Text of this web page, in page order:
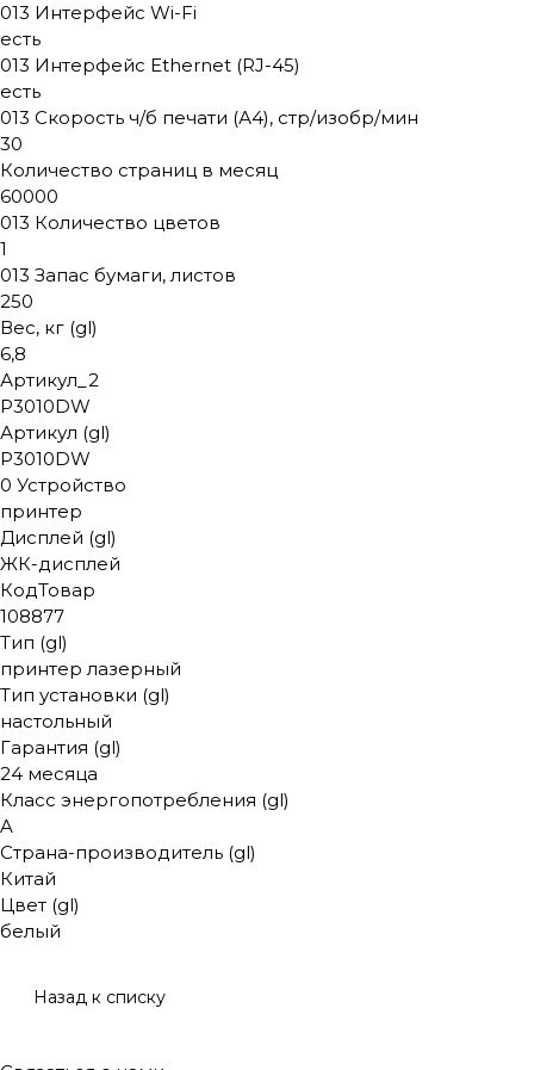
013 Интерфейс Wi-Fi
есть
013 Интерфейс Ethernet (RJ-45)
есть
013 Скорость ч/б печати (А4), стр/изобр/мин
30
Количество страниц в месяц
60000
013 Количество цветов
1
013 Запас бумаги, листов
250
Вес, кг (gl)
6,8
Артикул_2
P3010DW
Артикул (gl)
P3010DW
0 Устройство
принтер
Дисплей (gl)
ЖК-дисплей
КодТовар
108877
Тип (gl)
принтер лазерный
Тип установки (gl)
настольный
Гарантия (gl)
24 месяца
Класс энергопотребления (gl)
A
Страна-производитель (gl)
Китай
Цвет (gl)
белый
Назад к списку